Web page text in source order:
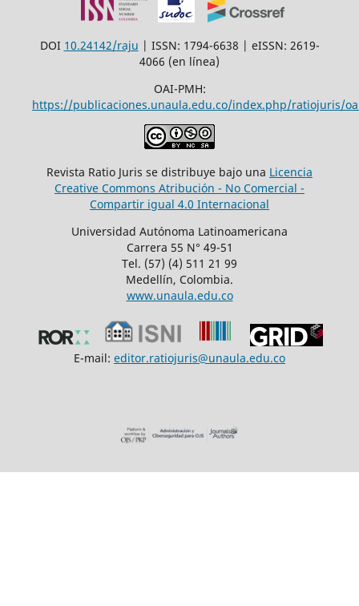
DOI 10.24142/raju | ISSN: 1794-6638 | eISSN: 2619-
4066 (en línea)
OAI-PMH:
https://publicaciones.unaula.edu.co/index.php/ratiojuris/
Revista Ratio Juris se distribuye bajo una Licencia
Creative Commons Atribución - No Comercial -
Compartir igual 4.0 Internacional
Universidad Autónoma Latinoamericana
Carrera 55 N° 49-51
Tel. (57) (4) 511 21 99
Medellín, Colombia.
www.unaula.edu.co
E-mail: editor.ratiojuris@unaula.edu.co